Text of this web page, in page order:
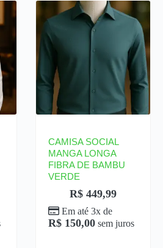
CAMISA SOCIAL
MANGA LONGA
FIBRA DE BAMBU
VERDE
R$ 449,99
Em até 3x de
R$ 150,00 sem juros